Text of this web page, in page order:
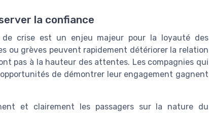
la confiance
crise est un enjeu majeur pour la loyauté des
ou grèves peuvent rapidement détériorer la relation
pas à la hauteur des attentes. Les compagnies qui
de démontrer leur engagement gagnent
et clairement les passagers sur la nature du